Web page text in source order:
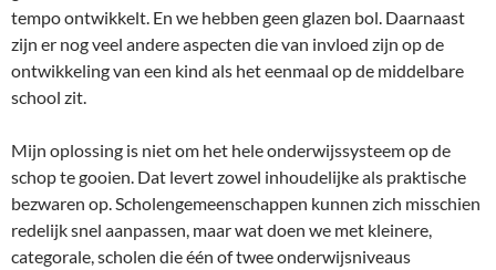
tempo ontwikkelt. En we hebben geen glazen bol. Daarnaast
zijn er nog veel andere aspecten die van invloed zijn op de
ontwikkeling van een kind als het eenmaal op de middelbare
school zit.
Mijn oplossing is niet om het hele onderwijssysteem op de
schop te gooien. Dat levert zowel inhoudelijke als praktische
bezwaren op. Scholengemeenschappen kunnen zich misschien
redelijk snel aanpassen, maar wat doen we met kleinere,
categorale, scholen die één of twee onderwijsniveaus